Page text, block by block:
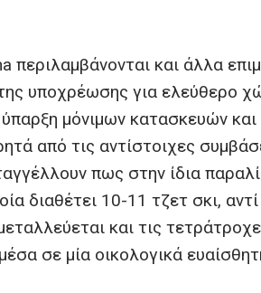
και άλλα
υποχρέωσης για ελεύθερο
μόνιμων κατασκευών και
από τις αντίστοιχες
πως στην ίδια
διαθέτει 10-11 τζετ σκι, αντί
και τις
σε μία οικολογικά